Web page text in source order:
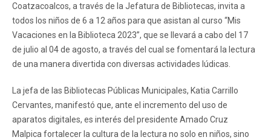
Coatzacoalcos, a través de la Jefatura de Bibliotecas, invita a
todos los niños de 6 a 12 años para que asistan al curso “Mis
Vacaciones en la Biblioteca 2023”, que se llevará a cabo del 17
de julio al 04 de agosto, a través del cual se fomentará la lectura
de una manera divertida con diversas actividades lúdicas.
La jefa de las Bibliotecas Públicas Municipales, Katia Carrillo
Cervantes, manifestó que, ante el incremento del uso de
aparatos digitales, es interés del presidente Amado Cruz
Malpica fortalecer la cultura de la lectura no solo en niños, sino